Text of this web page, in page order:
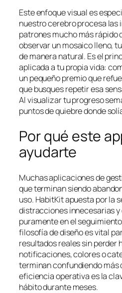
Este enfoque visual es
nuestro cerebro procesa las
patrones mucho más rápido
observar un mosaico lleno,
de manera natural. Es el
aplicada a tu propia vida:
un pequeño premio que
que busques repetir esa
Al visualizar tu progreso
puntos de quiebre donde
Por qué este
ayudarte
Muchas aplicaciones de
que terminan siendo
uso. HabitKit apuesta por la
distracciones innecesarias
puramente en el
filosofía de diseño es vital
resultados reales sin perder
notificaciones, colores o
terminan confundiendo más
eficiencia operativa es la
hábito durante meses.